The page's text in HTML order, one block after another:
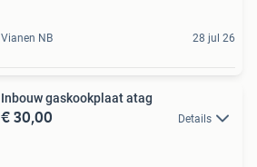
Vianen NB 28 jul 26
Inbouw gaskookplaat atag
€ 30,00 Details